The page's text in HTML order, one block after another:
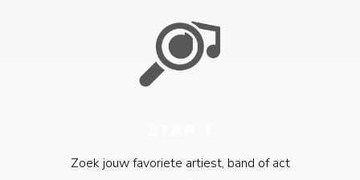
Zoek jouw favoriete artiest, band of act